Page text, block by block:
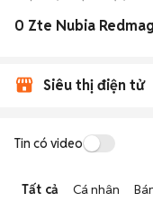
Siêu thị điện tử
Tin có video
Tất cả Cá nhân